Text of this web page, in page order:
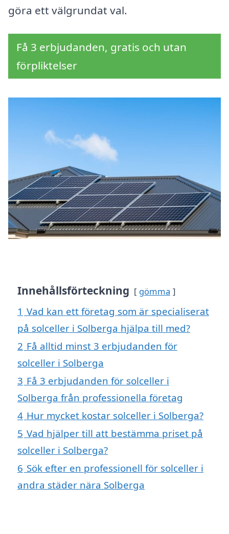
göra ett välgrundat val.
Få 3 erbjudanden, gratis och utan
förpliktelser
Innehållsförteckning gömma
1 Vad kan ett företag som är specialiserat
på solceller i Solberga hjälpa till med?
2 Få alltid minst 3 erbjudanden för
solceller i Solberga
3 Få 3 erbjudanden för solceller i
Solberga från professionella företag
4 Hur mycket kostar solceller i Solberga?
5 Vad hjälper till att bestämma priset på
solceller i Solberga?
6 Sök efter en professionell för solceller i
andra städer nära Solberga